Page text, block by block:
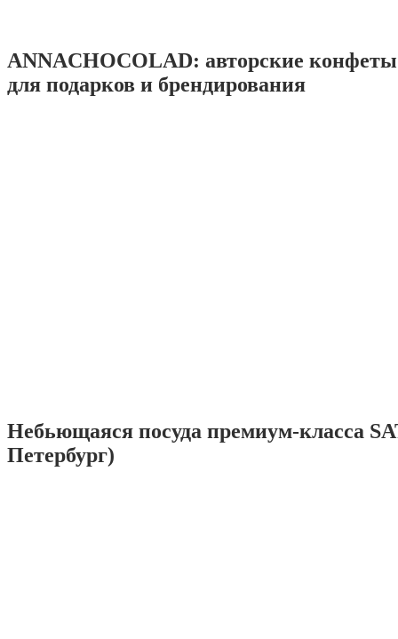
ANNACHOCOLAD: авторские
для подарков и брендирования
Небьющаяся посуда премиум-класса
Петербург)